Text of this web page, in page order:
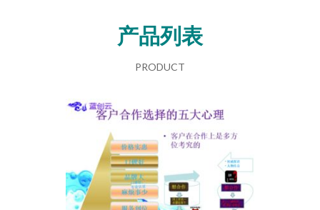
产品列表
PRODUCT